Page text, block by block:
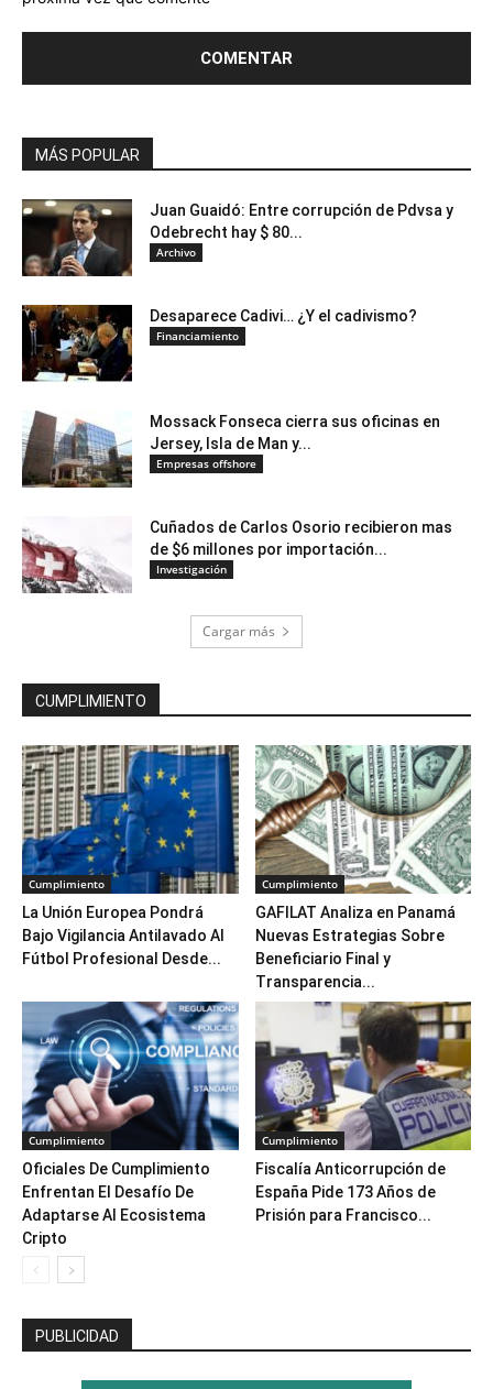
MÁS POPULAR
Juan Guaidó: Entre corrupción de Pdvsa y
Odebrecht hay $ 80...
Archivo
Desaparece Cadivi… ¿Y el cadivismo?
Financiamiento
Mossack Fonseca cierra sus oficinas en
Jersey, Isla de Man y...
Empresas offshore
Cuñados de Carlos Osorio recibieron mas
de $6 millones por importación...
Investigación
Cargar más
CUMPLIMIENTO
Cumplimiento
La Unión Europea Pondrá
Bajo Vigilancia Antilavado Al
Fútbol Profesional Desde...
Cumplimiento
GAFILAT Analiza en Panamá
Nuevas Estrategias Sobre
Beneficiario Final y
Transparencia...
Cumplimiento
Oficiales De Cumplimiento
Enfrentan El Desafío De
Adaptarse Al Ecosistema
Cripto
Cumplimiento
Fiscalía Anticorrupción de
España Pide 173 Años de
Prisión para Francisco...
PUBLICIDAD